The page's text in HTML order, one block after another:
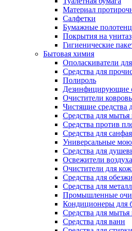
Материал
Салфетки
Бумажные
Покрытия на унитаз
Гигиенические
Бытовая химия
Ополаскиватели
Средства для
Полироль
Дезинфицирующие
Очистители
Чистящие средства
Средства для мытья
Средства против
Средства для
Универсальные
Средства для
Освежители воздуха
Очистители для
Средства для
Средства для
Промышленные
Кондиционеры для
Средства для
Средства для ванн